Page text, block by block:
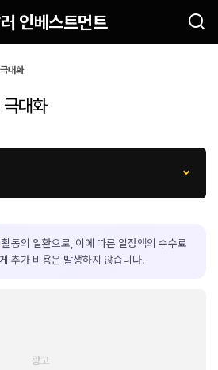
대화
대화
활동의 일환으로, 이에 따른 일정액의 수수료
추가 비용은 발생하지 않습니다.